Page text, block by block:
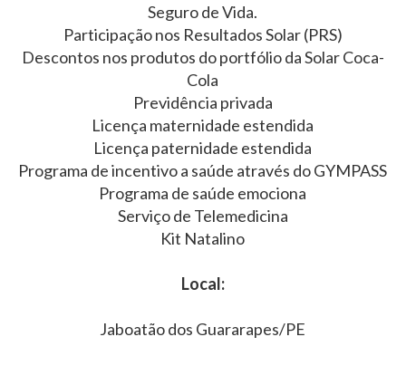
Seguro de Vida.
Participação nos Resultados Solar (PRS)
Descontos nos produtos do portfólio da Solar Coca-
Cola
Previdência privada
Licença maternidade estendida
Licença paternidade estendida
Programa de incentivo a saúde através do GYMPASS
Programa de saúde emociona
Serviço de Telemedicina
Kit Natalino
Local:
Jaboatão dos Guararapes/PE